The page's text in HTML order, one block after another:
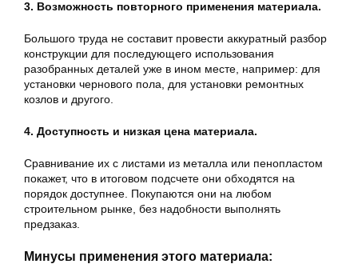
3. Возможность повторного применения материала.
Большого труда не составит провести аккуратный разбор
конструкции для последующего использования
разобранных деталей уже в ином месте, например: для
установки чернового пола, для установки ремонтных
козлов и другого.
4. Доступность и низкая цена материала.
Сравнивание их с листами из металла или пенопластом
покажет, что в итоговом подсчете они обходятся на
порядок доступнее. Покупаются они на любом
строительном рынке, без надобности выполнять
предзаказ.
Минусы применения этого материала: